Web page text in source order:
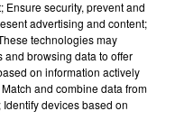
miaulements, puis
il précisé.Il convient
moins cinq fois pour
le miaulement en
en cours de
Ensure security, prevent and
advertising and content;
technologies may
and browsing data to offer
on information actively
and combine data from
devices based on